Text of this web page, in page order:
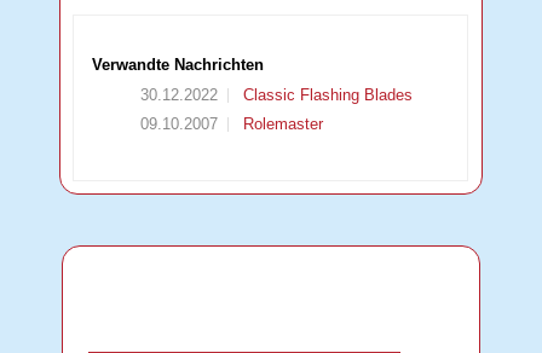
Verwandte Nachrichten
30.12.2022
Classic Flashing Blades
09.10.2007
Rolemaster